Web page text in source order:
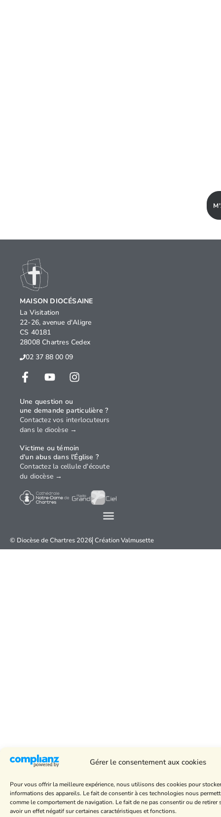
Gérer le consentement aux cookies
Pour vous offrir la meilleure expérience, nous utilisons des cookies pour
informations des appareils. Le fait de consentir à ces technologies nous
comme le comportement de navigation. Le fait de ne pas consentir ou de retirer
avoir un effet négatif sur certaines caractéristiques et fonctions.
© Diocèse de Chartres 2026 CréationValmusette
MAISON DIOCÉSAINE
La Visitation
22-26, avenue d'Aligre
CS 40181
28008 Chartres Cedex
02 37 88 00 09
Une question ou
une demande particulière ?
Contactez vos interlocuteurs
dans le diocèse →
Victime ou témoin
d'un abus dans l'Église ?
Contactez la cellule d'écoute
du diocèse →